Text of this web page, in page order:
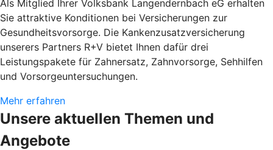
Als Mitglied Ihrer Volksbank Langendernbach eG erhalten
Sie attraktive Konditionen bei Versicherungen zur
Gesundheitsvorsorge. Die Kankenzusatzversicherung
unserers Partners R+V bietet Ihnen dafür drei
Leistungspakete für Zahnersatz, Zahnvorsorge, Sehhilfen
und Vorsorgeuntersuchungen.
Mehr erfahren
Unsere aktuellen Themen und
Angebote